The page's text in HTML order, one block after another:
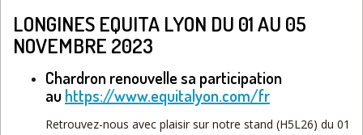
LONGINES EQUITA LYON DU 01 AU 05
NOVEMBRE 2023
Chardron renouvelle sa participation
auhttps://www.equitalyon.com/fr
Retrouvez-nous avec plaisir sur notre stand (H5L26) du 01